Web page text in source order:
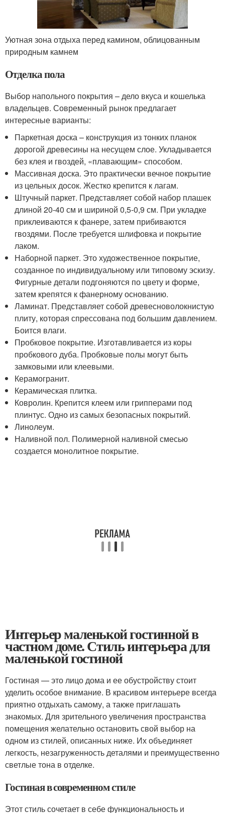
Уютная зона отдыха перед камином, облицованным
природным камнем
Отделка пола
Выбор напольного покрытия – дело вкуса и кошелька
владельцев. Современный рынок предлагает
интересные варианты:
Паркетная доска – конструкция из тонких планок
дорогой древесины на несущем слое. Укладывается
без клея и гвоздей, «плавающим» способом.
Массивная доска. Это практически вечное покрытие
из цельных досок. Жестко крепится к лагам.
Штучный паркет. Представляет собой набор плашек
длиной 20-40 см и шириной 0,5-0,9 см. При укладке
приклеиваются к фанере, затем прибиваются
гвоздями. После требуется шлифовка и покрытие
лаком.
Наборной паркет. Это художественное покрытие,
созданное по индивидуальному или типовому эскизу.
Фигурные детали подгоняются по цвету и форме,
затем крепятся к фанерному основанию.
Ламинат. Представляет собой древесноволокнистую
плиту, которая спрессована под большим давлением.
Боится влаги.
Пробковое покрытие. Изготавливается из коры
пробкового дуба. Пробковые полы могут быть
замковыми или клеевыми.
Керамогранит.
Керамическая плитка.
Ковролин. Крепится клеем или грипперами под
плинтус. Одно из самых безопасных покрытий.
Линолеум.
Наливной пол. Полимерной наливной смесью
создается монолитное покрытие.
Интерьер маленькой гостинной в
частном доме. Стиль интерьера для
маленькой гостиной
Гостиная — это лицо дома и ее обустройству стоит
уделить особое внимание. В красивом интерьере всегда
приятно отдыхать самому, а также приглашать
знакомых. Для зрительного увеличения пространства
помещения желательно остановить свой выбор на
одном из стилей, описанных ниже. Их объединяет
легкость, незагруженность деталями и преимущественно
светлые тона в отделке.
Гостиная в современном стиле
Этот стиль сочетает в себе функциональность и